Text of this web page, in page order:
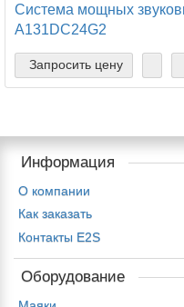
Система мощных
A131DC24G2
Запросить цену
Информация
О компании
Как заказать
Контакты E2S
Оборудование